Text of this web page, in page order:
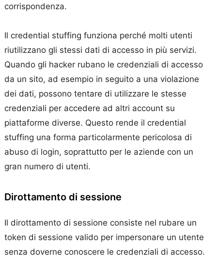
corrispondenza.
Il credential stuffing funziona perché molti utenti
riutilizzano gli stessi dati di accesso in più servizi.
Quando gli hacker rubano le credenziali di accesso
da un sito, ad esempio in seguito a una violazione
dei dati, possono tentare di utilizzare le stesse
credenziali per accedere ad altri account su
piattaforme diverse. Questo rende il credential
stuffing una forma particolarmente pericolosa di
abuso di login, soprattutto per le aziende con un
gran numero di utenti.
Dirottamento di sessione
Il dirottamento di sessione consiste nel rubare un
token di sessione valido per impersonare un utente
senza doverne conoscere le credenziali di accesso.